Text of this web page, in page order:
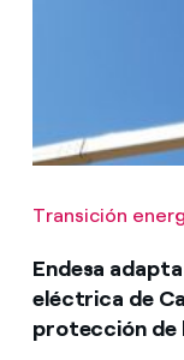
Transición
Endesa
eléctrica de
protección de